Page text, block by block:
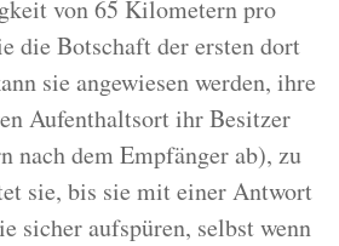
von 65 Kilometern pro
die Botschaft der ersten dort
sie angewiesen werden, ihre
Aufenthaltsort ihr Besitzer
nach dem Empfänger ab), zu
sie, bis sie mit einer Antwort
sicher aufspüren, selbst wenn